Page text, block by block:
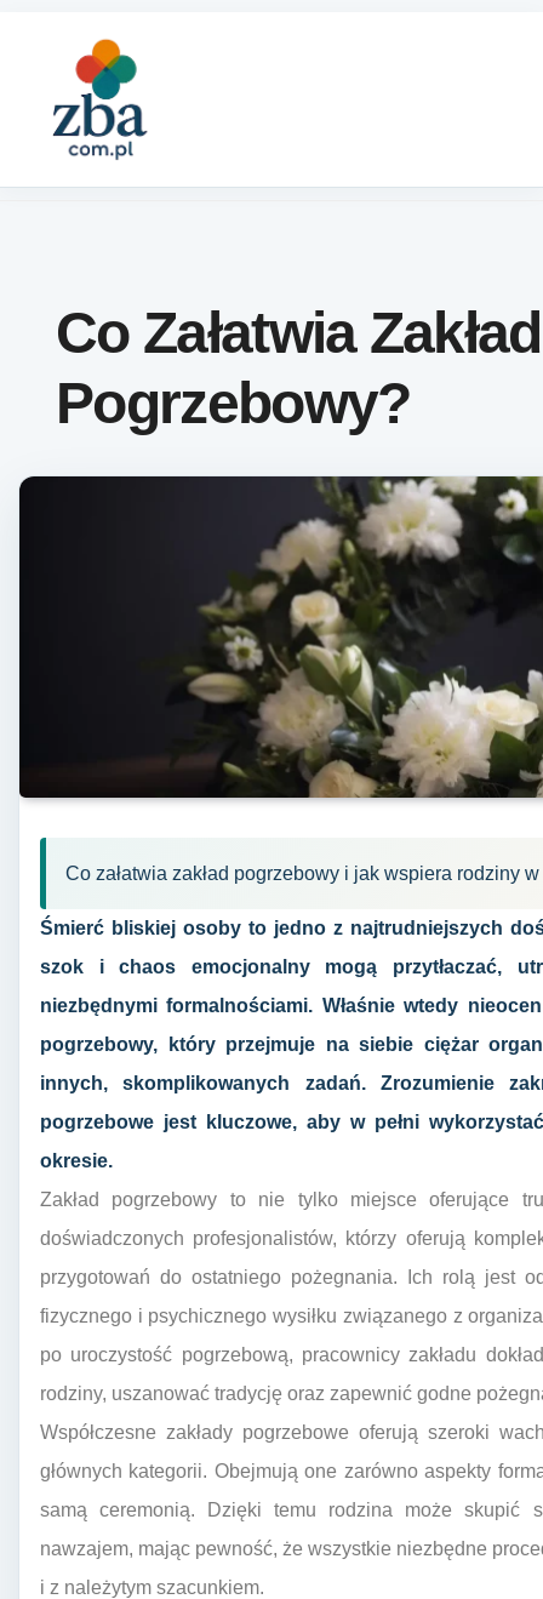
Co Załatwia Zakład
Pogrzebowy?
Co załatwia zakład pogrzebowy i jak wspiera rodziny
Śmierć bliskiej osoby to jedno z najtrudniejszych
szok i chaos emocjonalny mogą przytłaczać,
niezbędnymi formalnościami. Właśnie wtedy
pogrzebowy, który przejmuje na siebie ciężar
innych, skomplikowanych zadań. Zrozumienie
pogrzebowe jest kluczowe, aby w pełni
okresie.
Zakład pogrzebowy to nie tylko miejsce oferujące
doświadczonych profesjonalistów, którzy oferują
przygotowań do ostatniego pożegnania. Ich rolą jest
fizycznego i psychicznego wysiłku związanego z
po uroczystość pogrzebową, pracownicy zakładu
rodziny, uszanować tradycję oraz zapewnić godne
Współczesne zakłady pogrzebowe oferują szeroki
głównych kategorii. Obejmują one zarówno aspekty
samą ceremonią. Dzięki temu rodzina może skupić
nawzajem, mając pewność, że wszystkie niezbędne
i z należytym szacunkiem.